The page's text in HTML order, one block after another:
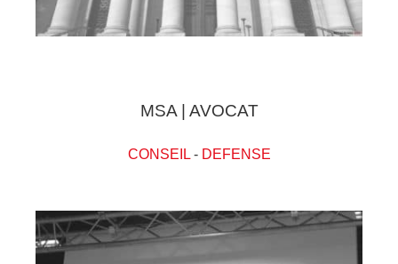
MSA | AVOCAT
CONSEIL- DEFENSE